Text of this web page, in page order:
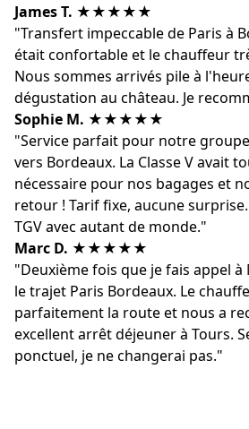
James T. ★★★★★
"Transfert impeccable de Paris à
était confortable et le chauffeur
Nous sommes arrivés pile à
dégustation au château. Je
Sophie M. ★★★★★
"Service parfait pour notre
vers Bordeaux. La Classe V avait
nécessaire pour nos bagages et
retour ! Tarif fixe, aucune
TGV avec autant de monde."
Marc D. ★★★★★
"Deuxième fois que je fais appel
le trajet Paris Bordeaux. Le
parfaitement la route et nous a
excellent arrêt déjeuner à Tours.
ponctuel, je ne changerai pas."